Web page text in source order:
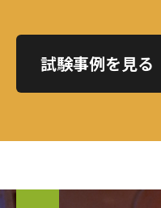
試験事例を見る